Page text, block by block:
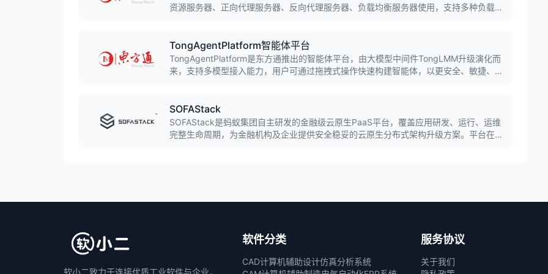
资源服务器、正向代理服务器、反向代理服务器、负载均衡服务器使用，支持多种负载均
TongAgentPlatform智能体平台
TongAgentPlatform是东方通推出的智能体平台，由大模型中间件TongLMM升级演化而
来，支持多模型接入能力，用户可通过拖拽式操作快速构建智能体，以更安全、敏捷、经
SOFAStack
SOFAStack是蚂蚁集团自主研发的金融级云原生PaaS平台，覆盖应用研发、运行、运维
完整生命周期，为金融机构及企业提供安全稳妥的云原生分布式架构升级方案。平台在金
软小二致力于连接优质工业软件与企业，
软件分类
CAD计算机辅助设计仿真分析系统
服务协议
关于我们